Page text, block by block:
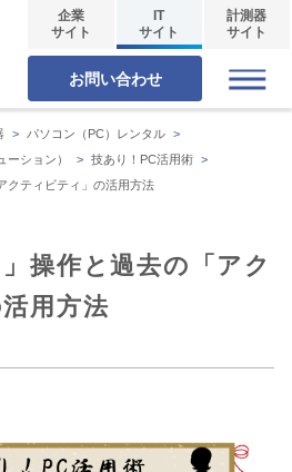
企業
サイト
IT
サイト
計測器
サイト
お問い合わせ
> パソコン（PC）レンタル >
ーション）
> 技あり！PC活用術 >
クティビティ」の活用方法
操作と過去の「アク
用方法